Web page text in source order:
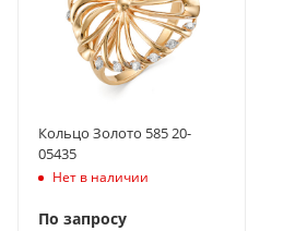
Кольцо Золото 585 20-
05435
Нет в наличии
По запросу